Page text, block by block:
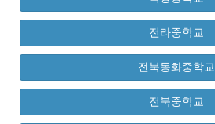
전라중학교
전북동화중학교
전북중학교